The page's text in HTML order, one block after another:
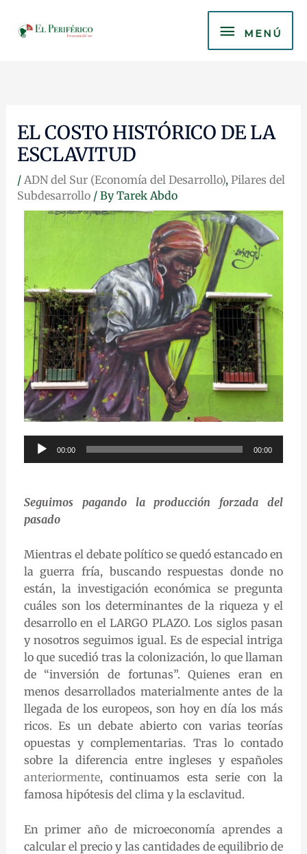
content
MENÚ
MENÚ
EL COSTO HISTÓRICO DE LA
ESCLAVITUD
/ ADN del Sur (Economía del Desarrollo), Pilares del
Subdesarrollo/ ByTarek Abdo
Audio
Player
00:00 00:00
Seguimos pagando la producción forzada del
pasado
Mientras el debate político se quedó estancado en
la guerra fría, buscando respuestas donde no
están, la investigación económica se pregunta
cuáles son los determinantes de la riqueza y el
desarrollo en el LARGO PLAZO. Los siglos pasan
y nosotros seguimos igual. Es de especial intriga
lo que sucedió tras la colonización, lo que llaman
de “inversión de fortunas”. Quienes eran en
menos desarrollados materialmente antes de la
llegada de los europeos, son hoy en día los más
ricos. Es un debate abierto con varias teorías
opuestas y complementarias. Tras lo contado
sobre la diferencia entre ingleses y españoles
anteriormente, continuamos esta serie con la
famosa hipótesis del clima y la esclavitud.
En primer año de microeconomía aprendes a
calcular el precio y las cantidades de equilibrio de